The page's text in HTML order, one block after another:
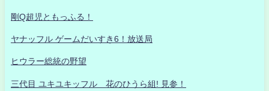
剛Q超児ともっふる！
ヤナッフル ゲームだいすき6！放送局
ヒウラー総統の野望
三代目 ユキユキッフル 花のひうら組! 見参！